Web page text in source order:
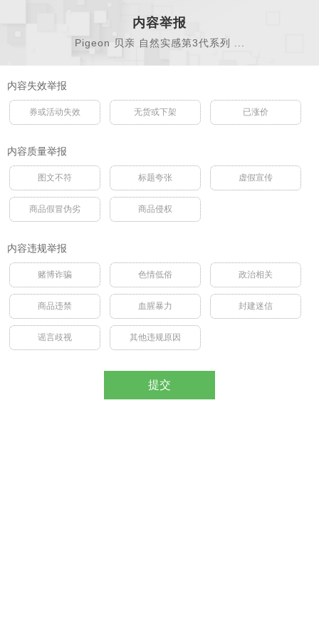
内容举报
Pigeon 贝亲 自然实感第3代系列 ...
内容失效举报
券或活动失效 无货或下架 已涨价
内容质量举报
图文不符 标题夸张 虚假宣传
商品假冒伪劣 商品侵权
内容违规举报
赌博诈骗 色情低俗 政治相关
商品违禁 血腥暴力 封建迷信
谣言歧视 其他违规原因
提交